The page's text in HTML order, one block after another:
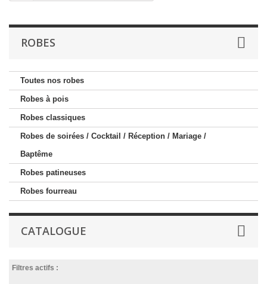
ROBES
Toutes nos robes
Robes à pois
Robes classiques
Robes de soirées / Cocktail / Réception / Mariage /
Baptême
Robes patineuses
Robes fourreau
CATALOGUE
Filtres actifs :